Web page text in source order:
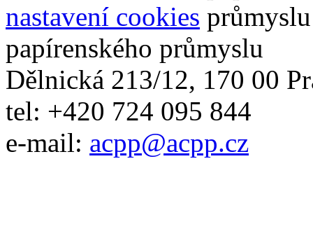
nastavení cookies
papírenského průmyslu
Dělnická 213/12, 170 00
tel: +420 724 095 844
e-mail: acpp@acpp.cz